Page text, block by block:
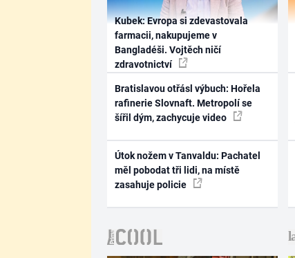
Kubek: Evropa si zdevastovala
farmacii, nakupujeme v
Bangladéši. Vojtěch ničí
zdravotnictví
Bratislavou otřásl výbuch: Hořela
rafinerie Slovnaft. Metropolí se
šířil dým, zachycuje video
Útok nožem v Tanvaldu: Pachatel
měl pobodat tři lidi, na místě
zasahuje policie